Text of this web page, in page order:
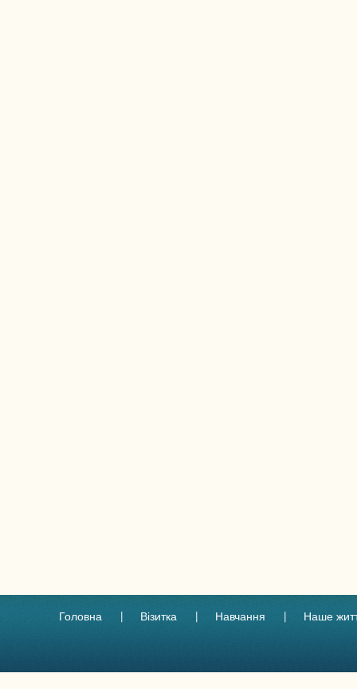
Головна Візитка Навчання Наше